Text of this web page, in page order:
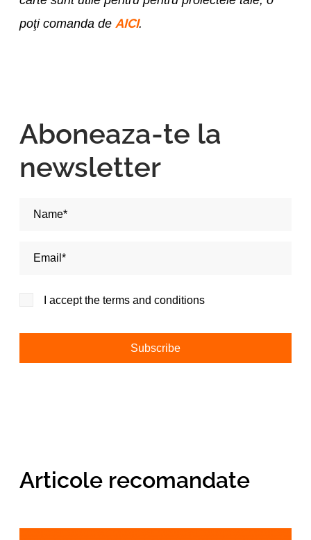
poţi comanda de AICI.
Aboneaza-te la
newsletter
I accept the terms and conditions
Articole recomandate